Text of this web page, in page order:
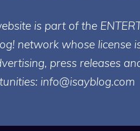
is part of the
network whose license
press releases
info@isayblog.com